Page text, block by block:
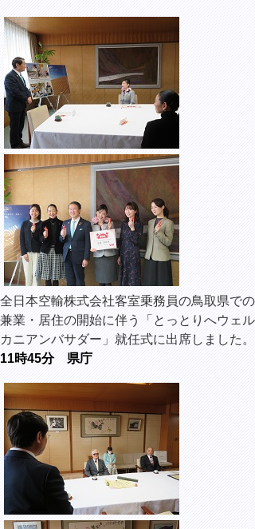
全日本空輸株式会社客室乗務員の鳥取県での
兼業・居住の開始に伴う「とっとりへウェル
カニアンバサダー」就任式に出席しました。
11時45分 県庁